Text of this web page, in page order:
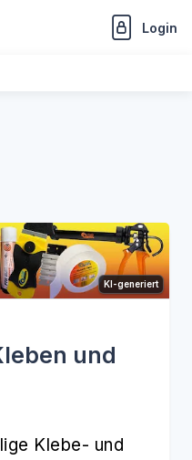
Login
KI-generiert
und
Klebe- und